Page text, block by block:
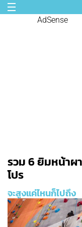
AdSense
รวม 6 ยิมหน้าผ
โปร
จะสูงแค่ไหนก็ไปถึง